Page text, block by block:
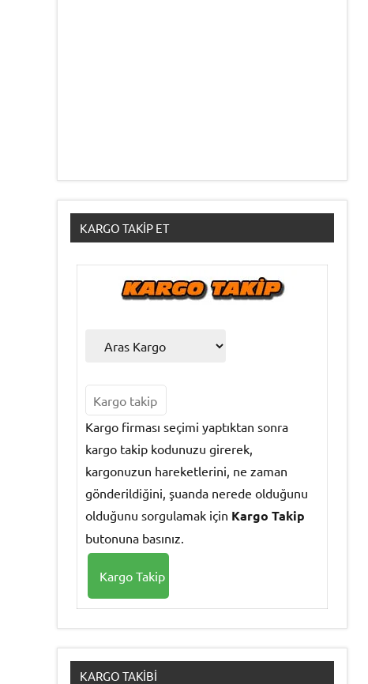
KARGO TAKIP ET
Kargo firması seçimi yaptıktan sonra
kargo takip kodunuzu girerek,
kargonuzun hareketlerini, ne zaman
gönderildiğini, şuanda nerede olduğunu
olduğunu sorgulamak için Kargo Takip
butonuna basınız.
KARGO TAKIBI